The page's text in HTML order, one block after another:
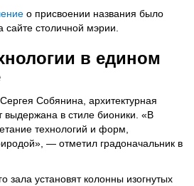
о присвоении названия было
столичной мэрии.
в едином
Собянина, архитектурная
выдержана в стиле бионики. «В
технологий и форм,
— отметил градоначальник в
зала установят колонны изогнутых